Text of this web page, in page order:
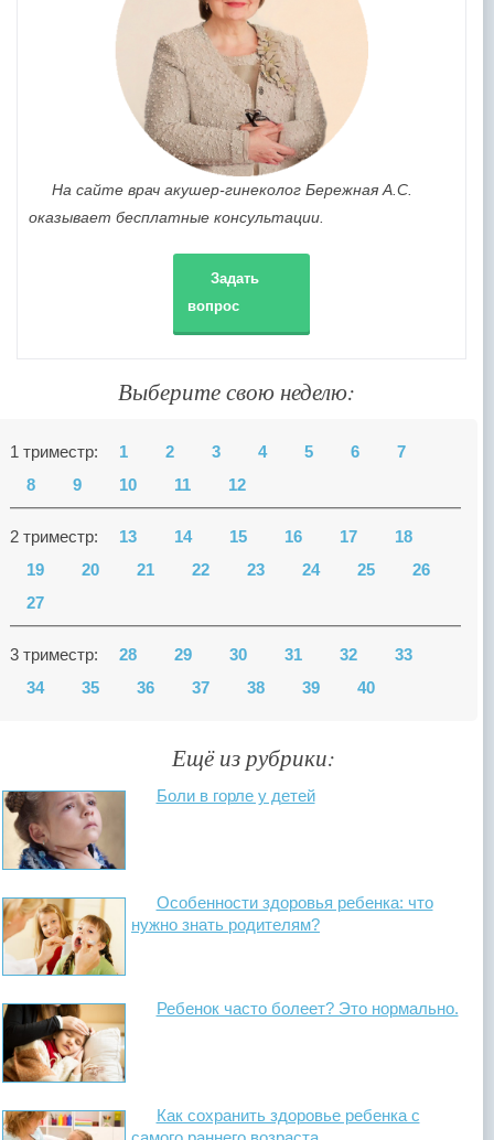
На сайте врач акушер-гинеколог Бережная А.С.
оказывает бесплатные консультации.
Задать
вопрос
Выберите свою неделю:
1 триместр: 1 2 3 4 5 6
7
8
9 10 11 12
2 триместр: 13 14 15 16 17
18
19
20 21 22 23 24 25
26
27
3 триместр: 28 29 30 31 32
33
34
35 36 37 38 39 40
Ещё из рубрики:
Боли в горле у детей
Особенности здоровья ребенка: что
нужно знать родителям?
Ребенок часто болеет? Это нормально.
Как сохранить здоровье ребенка с